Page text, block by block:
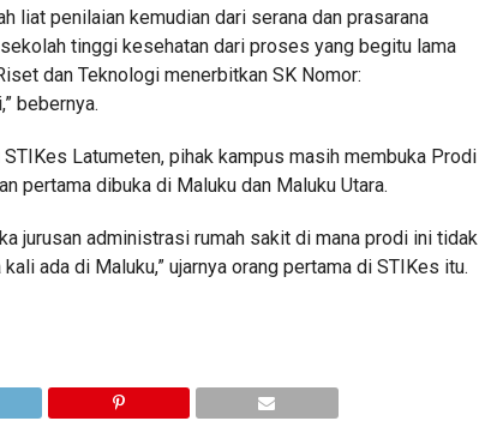
liat penilaian kemudian dari serana dan prasarana
tinggi kesehatan dari proses yang begitu lama
dan Teknologi menerbitkan SK Nomor:
bebernya.
Latumeten, pihak kampus masih membuka Prodi
pertama dibuka di Maluku dan Maluku Utara.
jurusan administrasi rumah sakit di mana prodi ini tidak
ada di Maluku,” ujarnya orang pertama di STIKes itu.